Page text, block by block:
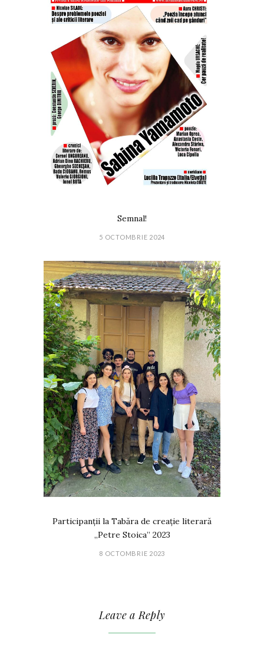
Semnal!
5 OCTOMBRIE 2024
Participanții la Tabăra de creație literară
„Petre Stoica” 2023
8 OCTOMBRIE 2023
Leave a Reply